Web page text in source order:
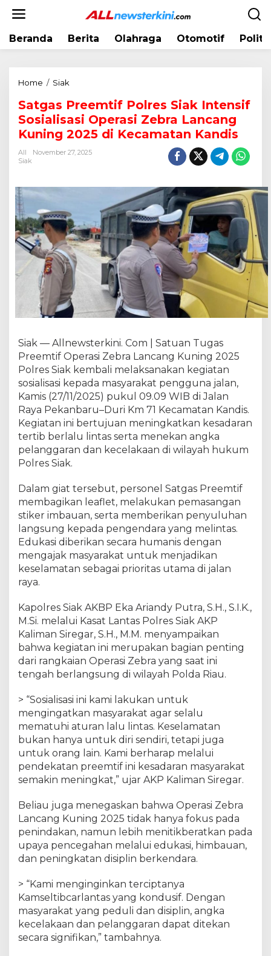
Beranda Berita Olahraga Otomotif
Home / Siak
t
g
a
P
t
i
f
P
o
r
e
s
a
k
I
n
t
e
n
s
i
i
a
l
i
s
a
O
a
s
i
e
b
r
a
L
c
n
g
K
u
n
n
g
2
2
5
Satgas Preemtif Polres Siak Intensif
Sosialisasi Operasi Zebra Lancang
Kuning 2025 di Kecamatan Kandis
All
November 27, 2025
Siak
Siak — Allnewsterkini. Com | Satuan Tugas
Preemtif Operasi Zebra Lancang Kuning 2025
Polres Siak kembali melaksanakan kegiatan
sosialisasi kepada masyarakat pengguna jalan,
Kamis (27/11/2025) pukul 09.09 WIB di Jalan
Raya Pekanbaru–Duri Km 71 Kecamatan Kandis.
Kegiatan ini bertujuan meningkatkan kesadaran
tertib berlalu lintas serta menekan angka
pelanggaran dan kecelakaan di wilayah hukum
Polres Siak.
Dalam giat tersebut, personel Satgas Preemtif
membagikan leaflet, melakukan pemasangan
stiker imbauan, serta memberikan penyuluhan
langsung kepada pengendara yang melintas.
Edukasi diberikan secara humanis dengan
mengajak masyarakat untuk menjadikan
keselamatan sebagai prioritas utama di jalan
raya.
Kapolres Siak AKBP Eka Ariandy Putra, S.H., S.I.K.,
M.Si. melalui Kasat Lantas Polres Siak AKP
Kaliman Siregar, S.H., M.M. menyampaikan
bahwa kegiatan ini merupakan bagian penting
dari rangkaian Operasi Zebra yang saat ini
tengah berlangsung di wilayah Polda Riau.
> “Sosialisasi ini kami lakukan untuk
mengingatkan masyarakat agar selalu
mematuhi aturan lalu lintas. Keselamatan
bukan hanya untuk diri sendiri, tetapi juga
untuk orang lain. Kami berharap melalui
pendekatan preemtif ini kesadaran masyarakat
semakin meningkat,” ujar AKP Kaliman Siregar.
Beliau juga menegaskan bahwa Operasi Zebra
Lancang Kuning 2025 tidak hanya fokus pada
penindakan, namun lebih menitikberatkan pada
upaya pencegahan melalui edukasi, himbauan,
dan peningkatan disiplin berkendara.
> “Kami menginginkan terciptanya
Kamseltibcarlantas yang kondusif. Dengan
masyarakat yang peduli dan disiplin, angka
kecelakaan dan pelanggaran dapat ditekan
secara signifikan,” tambahnya.